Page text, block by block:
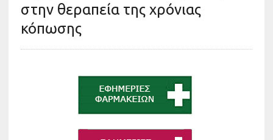
στην θεραπεία της χρόνιας
κόπωσης